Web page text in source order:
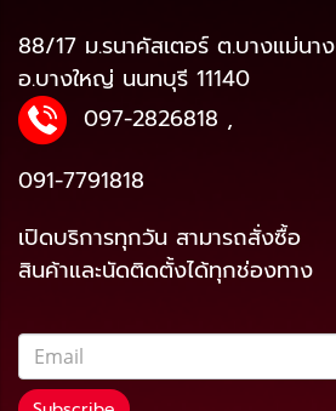
88/17 ม.รนาคัสเตอร์ ต.บางแม่นาง
อ.บางใหญ่ นนทบุรี 11140
097-2826818 ,
091-7791818
เปิดบริการทุกวัน สามารถสั่งซื้อ
สินค้าและนัดติดตั้งได้ทุกช่องทาง